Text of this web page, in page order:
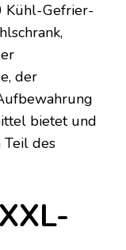
Kühl-Gefrier-
der
bietet und
Teil des